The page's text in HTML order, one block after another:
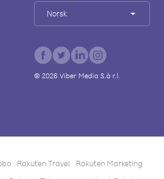
Norsk
© 2026Viber Media S.à r.l.
Rakuten Travel
Rakuten Marketing